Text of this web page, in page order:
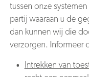
tussen onze
partij waaraan u de
dan kunnen wij die
verzorgen. Informeer
Intrekken van